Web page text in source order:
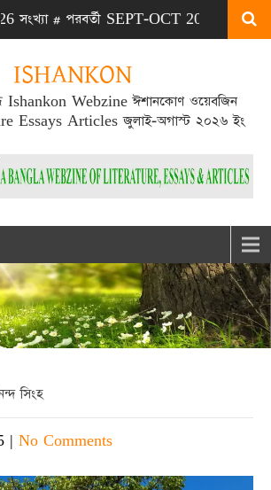
পরবর্তী SEPT-OCT 2026 সংখ্যা প্রকাশিত
ISHANKON
Ishankon Webzine ঈশানকোণ ওয়েবজিন
Essays Articles জুলাই-অগাস্ট ২০২৬ ইং
সিংহ
| No Comments